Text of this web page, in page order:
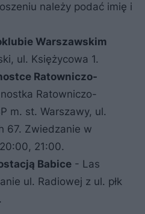
należy podać imię i
Warszawskim
ul. Księżycowa 1.
Ratowniczo-
Ratowniczo-
m. st. Warszawy, ul.
67. Zwiedzanie w
21:00.
Babice - Las
ul. Radiowej z ul. płk